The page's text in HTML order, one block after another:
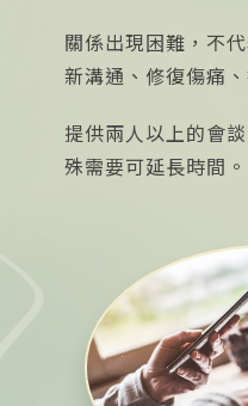
關係出現困難，不
新溝通、修復傷痛
提供兩人以上的會
殊需要可延長時間。